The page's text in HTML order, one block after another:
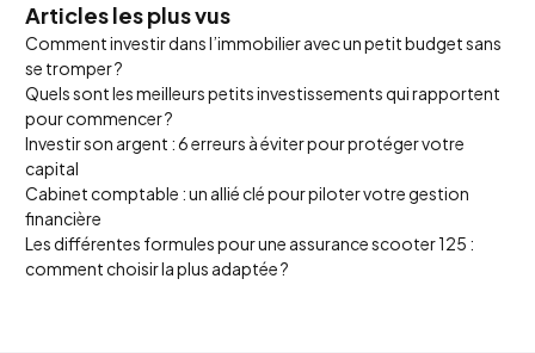
Articles les plus vus
Comment investir dans l’immobilier avec un petit budget sans
se tromper ?
Quels sont les meilleurs petits investissements qui rapportent
pour commencer ?
Investir son argent : 6 erreurs à éviter pour protéger votre
capital
Cabinet comptable : un allié clé pour piloter votre gestion
financière
Les différentes formules pour une assurance scooter 125 :
comment choisir la plus adaptée ?